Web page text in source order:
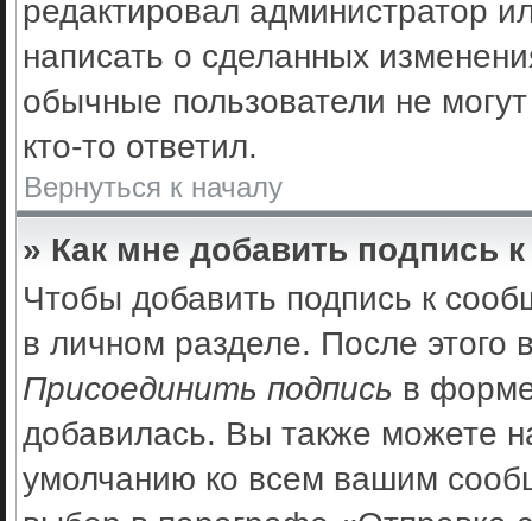
редактировал администратор
написать о сделанных
обычные пользователи не
кто-то ответил.
Вернуться к началу
» Как мне добавить подпись
Чтобы добавить подпись к
в личном разделе. После
Присоединить подпись в
добавилась. Вы также можете
умолчанию ко всем вашим